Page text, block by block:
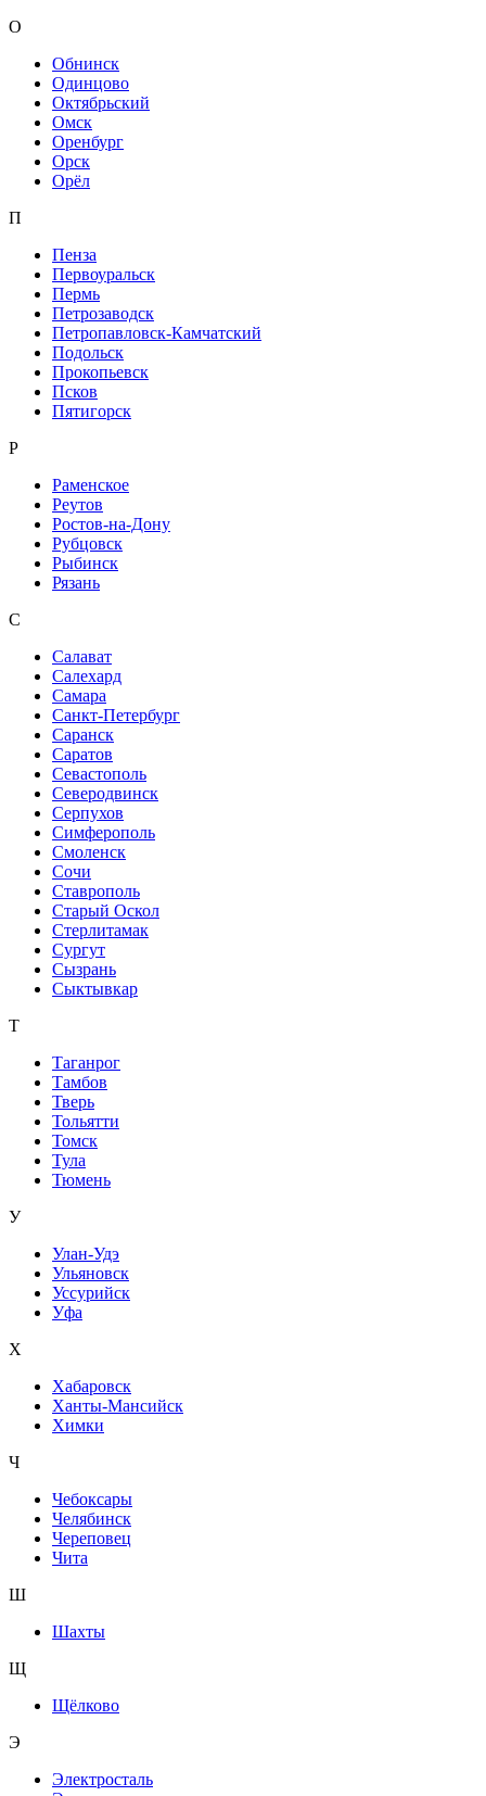
О
Обнинск
Одинцово
Октябрьский
Омск
Оренбург
Орск
Орёл
П
Пенза
Первоуральск
Пермь
Петрозаводск
Петропавловск-Камчатский
Подольск
Прокопьевск
Псков
Пятигорск
Р
Раменское
Реутов
Ростов-на-Дону
Рубцовск
Рыбинск
Рязань
С
Салават
Салехард
Самара
Санкт-Петербург
Саранск
Саратов
Севастополь
Северодвинск
Серпухов
Симферополь
Смоленск
Сочи
Ставрополь
Старый Оскол
Стерлитамак
Сургут
Сызрань
Сыктывкар
Т
Таганрог
Тамбов
Тверь
Тольятти
Томск
Тула
Тюмень
У
Улан-Удэ
Ульяновск
Уссурийск
Уфа
Х
Хабаровск
Ханты-Мансийск
Химки
Ч
Чебоксары
Челябинск
Череповец
Чита
Ш
Шахты
Щ
Щёлково
Э
Электросталь